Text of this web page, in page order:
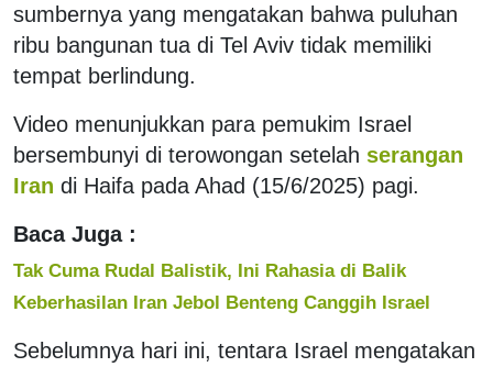
sumbernya yang mengatakan bahwa puluhan
ribu bangunan tua di Tel Aviv tidak memiliki
tempat berlindung.
Video menunjukkan para pemukim Israel
bersembunyi di terowongan setelah serangan
Iran di Haifa pada Ahad (15/6/2025) pagi.
Baca Juga :
Tak Cuma Rudal Balistik, Ini Rahasia di Balik
Keberhasilan Iran Jebol Benteng Canggih Israel
Sebelumnya hari ini, tentara Israel mengatakan